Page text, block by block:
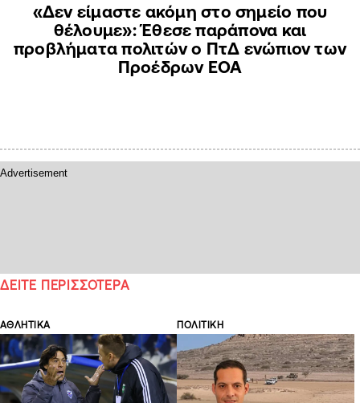
«Δεν είμαστε ακόμη στο σημείο που
θέλουμε»: Έθεσε παράπονα και
προβλήματα πολιτών ο ΠτΔ ενώπιον των
Προέδρων ΕΟΑ
ΔΕΙΤΕ ΠΕΡΙΣΣΟΤΕΡΑ
ΑΘΛΗΤΙΚΑ ΠΟΛΙΤΙΚΗ